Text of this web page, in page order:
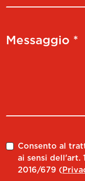
Messaggio *
Consento al
ai sensi dell'art.
2016/679 (